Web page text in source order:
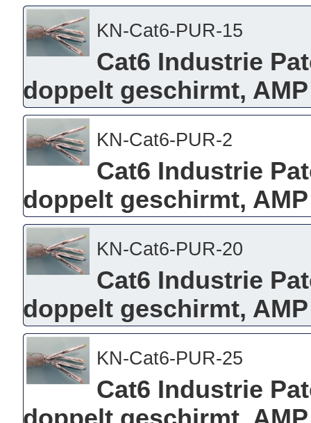
KN-Cat6-PUR-15
Cat6 Industrie
doppelt geschirmt,
KN-Cat6-PUR-2
Cat6 Industrie
doppelt geschirmt,
KN-Cat6-PUR-20
Cat6 Industrie
doppelt geschirmt,
KN-Cat6-PUR-25
Cat6 Industrie